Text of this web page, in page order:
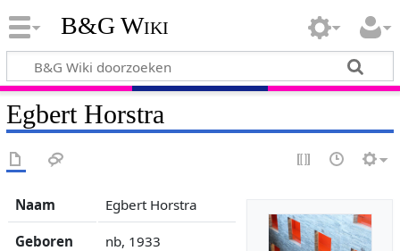
B&G Wiki
Egbert Horstra
Naam Egbert Horstra
Geboren nb, 1933